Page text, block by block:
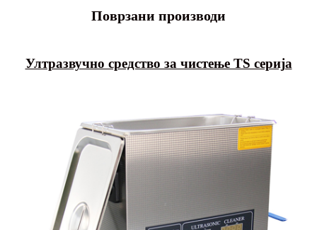
Поврзани производи
Ултразвучно средство за чистење TS серија